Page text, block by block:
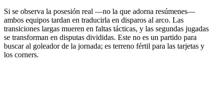
Si se observa la posesión real —no la que adorna resúmenes—
ambos equipos tardan en traducirla en disparos al arco. Las
transiciones largas mueren en faltas tácticas, y las segundas jugadas
se transforman en disputas divididas. Este no es un partido para
buscar al goleador de la jornada; es terreno fértil para las tarjetas y
los corners.